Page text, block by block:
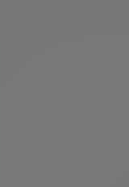
fejezetek nem […]